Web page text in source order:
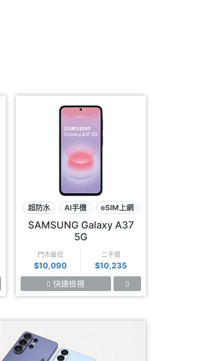
超防水 AI手機 eSIM上網
SAMSUNG Galaxy A37
5G
門市最低
$10,090
二手價
$10,235
快速檢視